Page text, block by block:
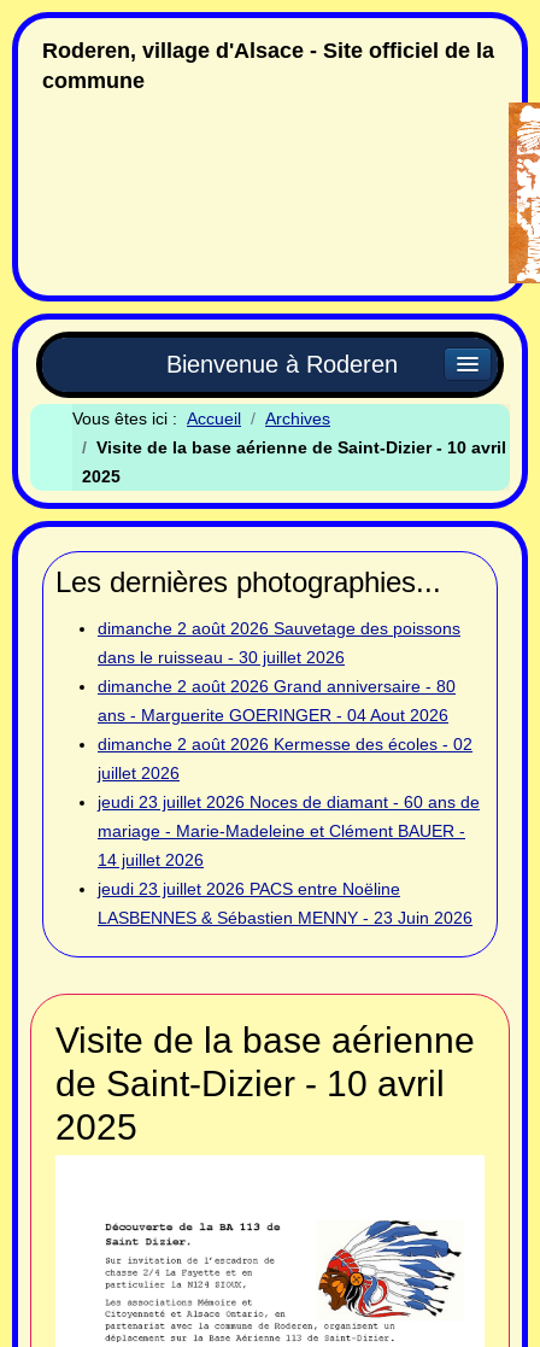
Roderen, village d'Alsace - Site officiel de la
commune
Bienvenue à Roderen
Vous êtes ici : Accueil
Archives
Visite de la base aérienne de Saint-Dizier - 10 avril
2025
Les dernières photographies...
dimanche 2 août 2026 Sauvetage des poissons
dans le ruisseau - 30 juillet 2026
dimanche 2 août 2026 Grand anniversaire - 80
ans - Marguerite GOERINGER - 04 Aout 2026
dimanche 2 août 2026 Kermesse des écoles - 02
juillet 2026
jeudi 23 juillet 2026 Noces de diamant - 60 ans de
mariage - Marie-Madeleine et Clément BAUER -
14 juillet 2026
jeudi 23 juillet 2026 PACS entre Noëline
LASBENNES & Sébastien MENNY - 23 Juin 2026
Visite de la base aérienne
de Saint-Dizier - 10 avril
2025